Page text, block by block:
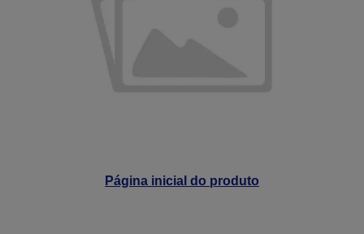
Página inicial do produto